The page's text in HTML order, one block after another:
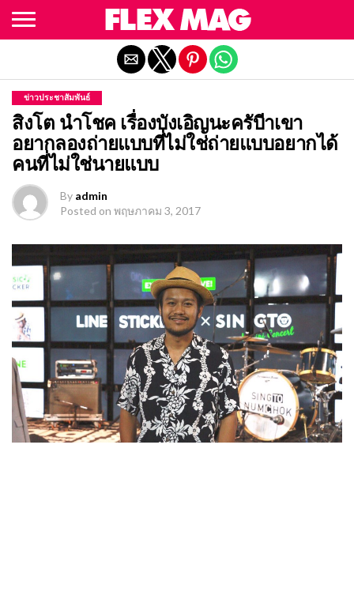
ข่าวประชาสัมพันธ์
สิงโต นำโชค เรื่องบังเอิญนะครับีาเขา
อยากลองถ่ายแบบที่ไม่ใช่ถ่ายแบบอยากได้
คนที่ไม่ใช่นายแบบ
By admin
Posted on พฤษภาคม 3, 2017
Exit mobile version